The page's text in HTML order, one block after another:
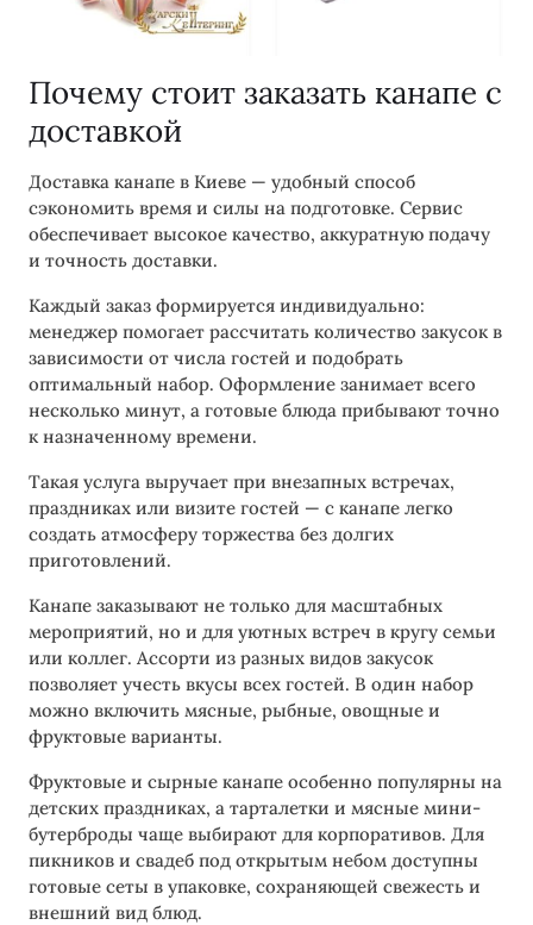
Почему стоит заказать канапе с
доставкой
Доставка канапе в Киеве — удобный способ
сэкономить время и силы на подготовке. Сервис
обеспечивает высокое качество, аккуратную подачу
и точность доставки.
Каждый заказ формируется индивидуально:
менеджер помогает рассчитать количество закусок в
зависимости от числа гостей и подобрать
оптимальный набор. Оформление занимает всего
несколько минут, а готовые блюда прибывают точно
к назначенному времени.
Такая услуга выручает при внезапных встречах,
праздниках или визите гостей — с канапе легко
создать атмосферу торжества без долгих
приготовлений.
Канапе заказывают не только для масштабных
мероприятий, но и для уютных встреч в кругу семьи
или коллег. Ассорти из разных видов закусок
позволяет учесть вкусы всех гостей. В один набор
можно включить мясные, рыбные, овощные и
фруктовые варианты.
Фруктовые и сырные канапе особенно популярны на
детских праздниках, а тарталетки и мясные мини-
бутерброды чаще выбирают для корпоративов. Для
пикников и свадеб под открытым небом доступны
готовые сеты в упаковке, сохраняющей свежесть и
внешний вид блюд.